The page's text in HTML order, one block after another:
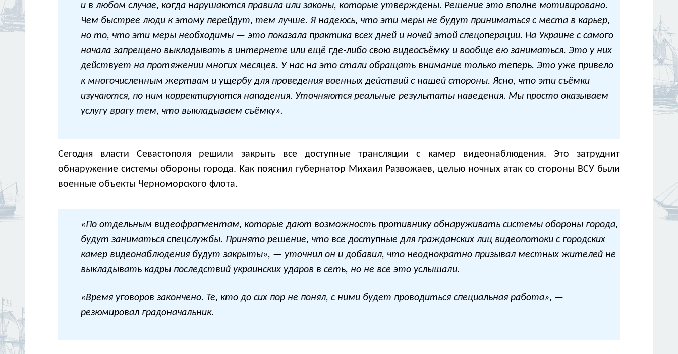
и в любом случае, когда нарушаются правила или законы, которые утверждены. Решение это вполне мотивировано.
Чем быстрее люди к этому перейдут, тем лучше. Я надеюсь, что эти меры не будут приниматься с места в карьер,
но то, что эти меры необходимы — это показала практика всех дней и ночей этой спецоперации. На Украине с самого
начала запрещено выкладывать в интернете или ещё где-либо свою видеосъёмку и вообще ею заниматься. Это у них
действует на протяжении многих месяцев. У нас на это стали обращать внимание только теперь. Это уже привело
к многочисленным жертвам и ущербу для проведения военных действий с нашей стороны. Ясно, что эти съёмки
изучаются, по ним корректируются нападения. Уточняются реальные результаты наведения. Мы просто оказываем
услугу врагу тем, что выкладываем съёмку».
Сегодня власти Севастополя решили закрыть все доступные трансляции с камер видеонаблюдения. Это затруднит
обнаружение системы обороны города. Как пояснил губернатор Михаил Развожаев, целью ночных атак со стороны ВСУ были
военные объекты Черноморского флота.
«По отдельным видеофрагментам, которые дают возможность противнику обнаруживать системы обороны города,
будут заниматься спецслужбы. Принято решение, что все доступные для гражданских лиц видеопотоки с городских
камер видеонаблюдения будут закрыты», — уточнил он и добавил, что неоднократно призывал местных жителей не
выкладывать кадры последствий украинских ударов в сеть, но не все это услышали.
«Время уговоров закончено. Те, кто до сих пор не понял, с ними будет проводиться специальная работа», —
резюмировал градоначальник.